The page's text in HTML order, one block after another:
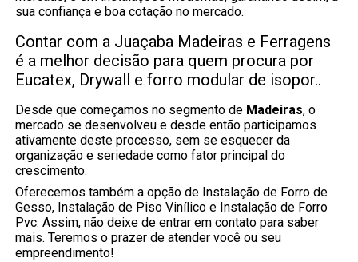
sua confiança e boa cotação no mercado.
Contar com a Juaçaba Madeiras e Ferragens
é a melhor decisão para quem procura por
Eucatex, Drywall e forro modular de isopor..
Desde que começamos no segmento de Madeiras, o
mercado se desenvolveu e desde então participamos
ativamente deste processo, sem se esquecer da
organização e seriedade como fator principal do
crescimento.
Oferecemos também a opção de Instalação de Forro de
Gesso, Instalação de Piso Vinílico e Instalação de Forro
Pvc. Assim, não deixe de entrar em contato para saber
mais. Teremos o prazer de atender você ou seu
empreendimento!